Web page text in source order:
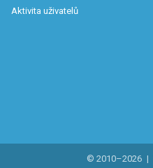
Aktivita uživatelů
© 2010–2026 |